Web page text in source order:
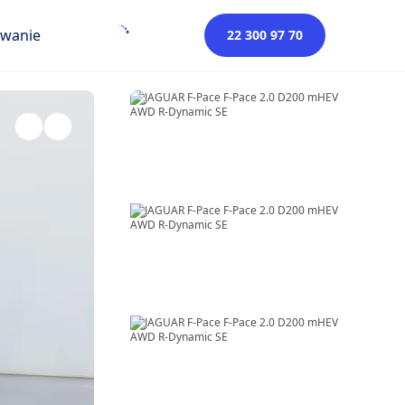
22 300 97 70